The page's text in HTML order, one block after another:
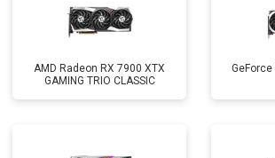
AMD Radeon RX 7900 XTX
GAMING TRIO CLASSIC
GeForce